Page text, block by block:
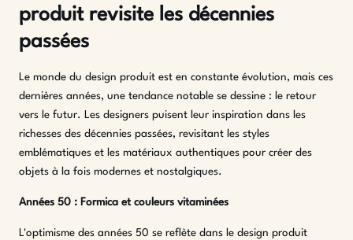
produit revisite les décennies
passées
Le monde du design produit est en constante évolution, mais ces
dernières années, une tendance notable se dessine : le retour
vers le futur. Les designers puisent leur inspiration dans les
richesses des décennies passées, revisitant les styles
emblématiques et les matériaux authentiques pour créer des
objets à la fois modernes et nostalgiques.
Années 50 : Formica et couleurs vitaminées
L'optimisme des années 50 se reflète dans le design produit